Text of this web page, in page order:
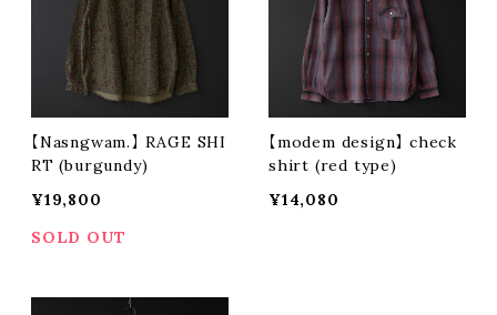
【Nasngwam.】 RAGE SHI
RT (burgundy)
¥19,800
SOLD OUT
【modem design】 check
shirt (red type)
¥14,080